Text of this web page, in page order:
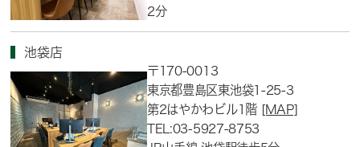
2分
池袋店
〒170-0013
東京都豊島区東池袋1-25-3
第2はやかわビル1階 [MAP]
TEL:03-5927-8753